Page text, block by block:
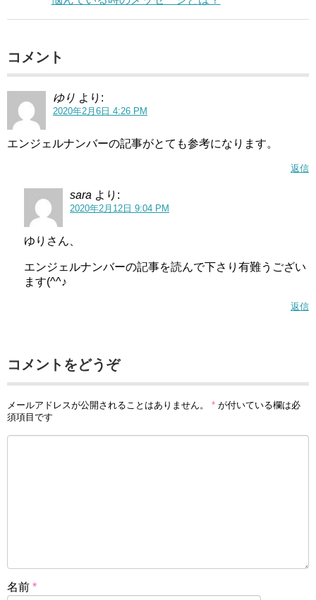
コメント
ゆり より:
2020年2月6日 4:26 PM
エンジェルナンバーの記事がとても参考になります。
返信
sara より:
2020年2月12日 9:04 PM
ゆりさん、
エンジェルナンバーの記事を読んで下さり有難うござい
ます(^^♪
返信
コメントをどうぞ
メールアドレスが公開されることはありません。 * が付いている欄は必
須項目です
名前 *